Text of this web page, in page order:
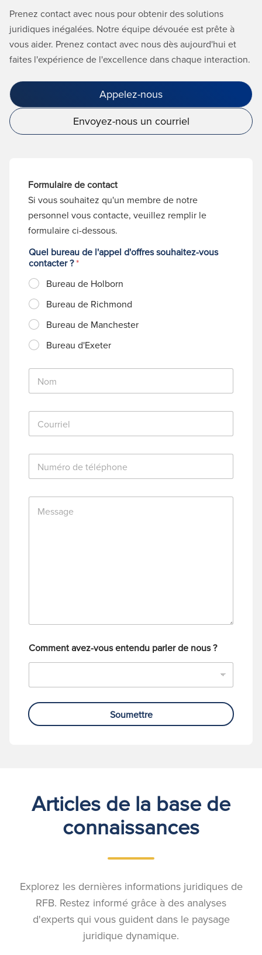
Prenez contact avec nous pour obtenir des solutions
juridiques inégalées. Notre équipe dévouée est prête à
vous aider. Prenez contact avec nous dès aujourd'hui et
faites l'expérience de l'excellence dans chaque interaction.
Appelez-nous
Envoyez-nous un courriel
Formulaire de contact
Si vous souhaitez qu'un membre de notre
personnel vous contacte, veuillez remplir le
formulaire ci-dessous.
Quel bureau de l'appel d'offres souhaitez-vous
contacter ?*
Bureau de Holborn
Bureau de Richmond
Bureau de Manchester
Bureau d'Exeter
N
m
C
u
e
l
N
m
n
M
Comment avez-vous entendu parler de nous ?
Soumettre
Articles de la base de
connaissances
Explorez les dernières informations juridiques de
RFB. Restez informé grâce à des analyses
d'experts qui vous guident dans le paysage
juridique dynamique.